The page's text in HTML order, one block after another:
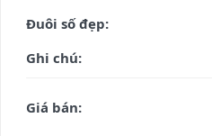
Đuôi số đẹp:
Ghi chú:
Giá bán: